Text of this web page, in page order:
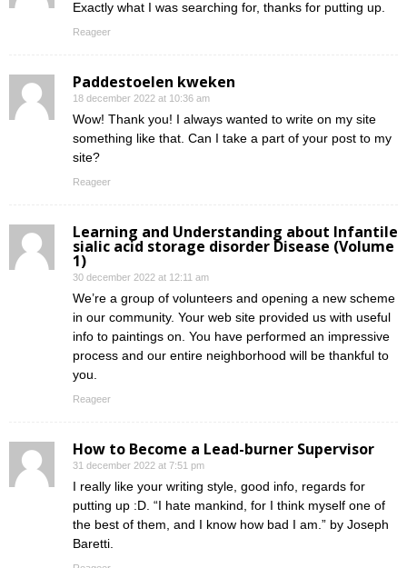
Exactly what I was searching for, thanks for putting up.
Reageer
Paddestoelen kweken
18 december 2022 at 10:36 am
Wow! Thank you! I always wanted to write on my site
something like that. Can I take a part of your post to my
site?
Reageer
Learning and Understanding about Infantile
sialic acid storage disorder Disease (Volume
1)
30 december 2022 at 12:11 am
We’re a group of volunteers and opening a new scheme
in our community. Your web site provided us with useful
info to paintings on. You have performed an impressive
process and our entire neighborhood will be thankful to
you.
Reageer
How to Become a Lead-burner Supervisor
31 december 2022 at 7:51 pm
I really like your writing style, good info, regards for
putting up :D. “I hate mankind, for I think myself one of
the best of them, and I know how bad I am.” by Joseph
Baretti.